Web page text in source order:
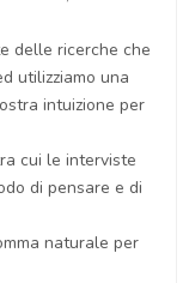
delle ricerche che
utilizziamo una
intuizione per
cui le interviste
di pensare e di
naturale per